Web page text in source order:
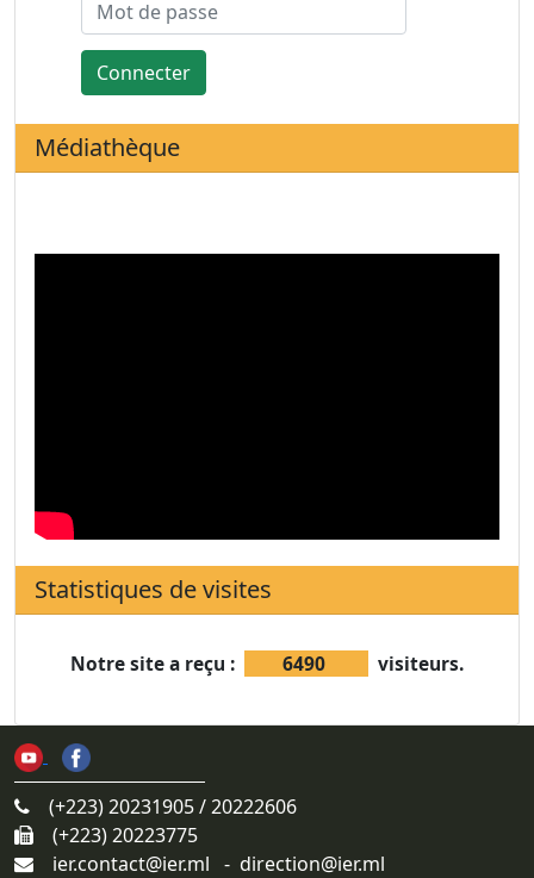
Connecter
Médiathèque
Statistiques de visites
Notre site a reçu : 6490 visiteurs.
(+223) 20231905 / 20222606
(+223) 20223775
ier.contact@ier.ml - direction@ier.ml